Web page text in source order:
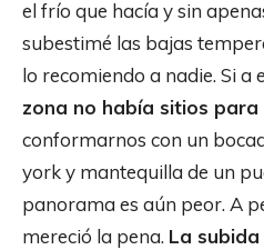
el frío que hacía y sin
subestimé las bajas
lo recomiendo a nadie. Si a
zona no había sitios para
conformarnos con un
york y mantequilla de un
panorama es aún peor. A
mereció la pena. La